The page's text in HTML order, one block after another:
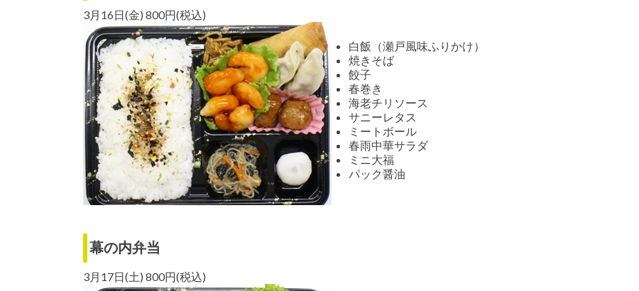
3月16日(金) 800円(税込)
白飯（瀬戸風味ふりかけ）
焼きそば
餃子
春巻き
海老チリソース
サニーレタス
ミートボール
春雨中華サラダ
ミニ大福
パック醤油
幕の内弁当
3月17日(土) 800円(税込)